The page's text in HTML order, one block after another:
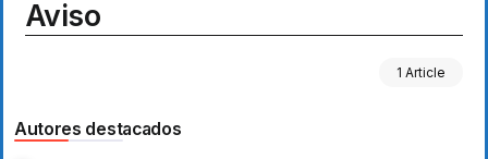
Aviso
1 Article
Autores destacados